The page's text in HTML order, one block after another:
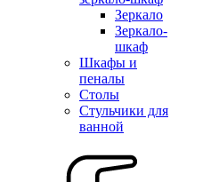
Зеркало
Зеркало-
шкаф
Шкафы и
пеналы
Столы
Стульчики для
ванной